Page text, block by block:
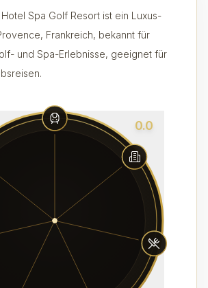
Spa Golf Resort ist ein Luxus-
Frankreich, bekannt für
und Spa-Erlebnisse, geeignet für
0.0